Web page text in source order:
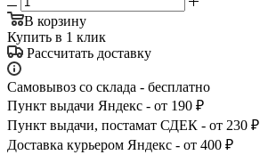
В корзину
Купить в 1 клик
Рассчитать доставку
Самовывоз со склада - бесплатно
Пункт выдачи Яндекс - от 190 ₽
Пункт выдачи, постамат СДЕК - от 230 ₽
Доставка курьером Яндекс - от 400 ₽